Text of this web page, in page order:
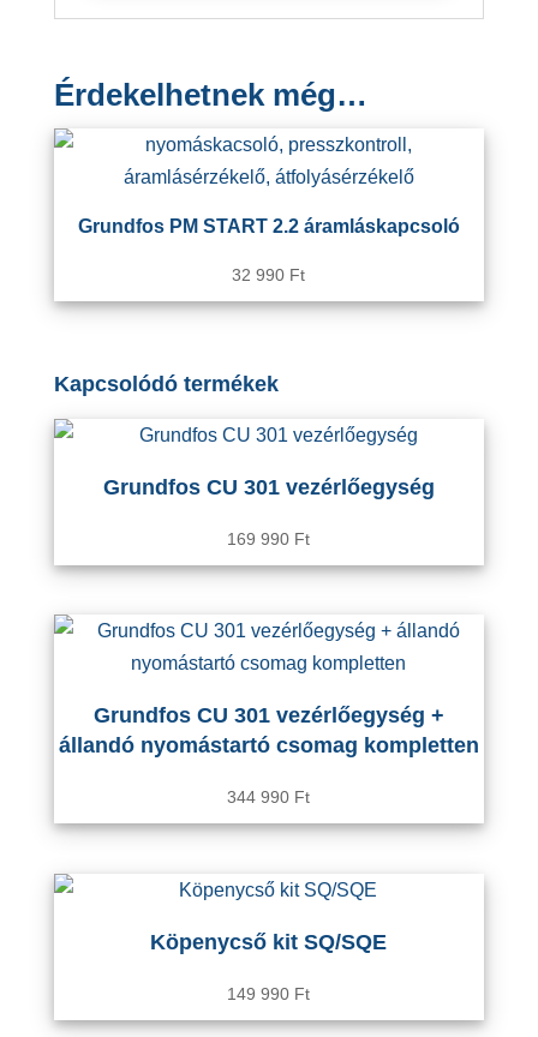
Érdekelhetnek még…
Grundfos PM START 2.2 áramláskapcsoló
32 990 Ft
Kapcsolódó termékek
Grundfos CU 301 vezérlőegység
169 990 Ft
Grundfos CU 301 vezérlőegység +
állandó nyomástartó csomag kompletten
344 990 Ft
Köpenycső kit SQ/SQE
149 990 Ft